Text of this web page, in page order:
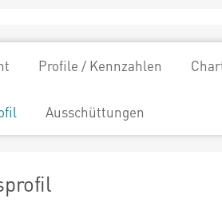
Profile / Kennzahlen
Ausschüttungen